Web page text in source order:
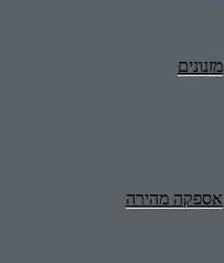
מזנונים
אספקה מהירה